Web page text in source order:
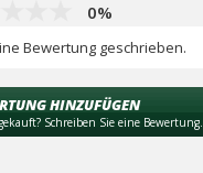
0%
Bewertung geschrieben.
HINZUFÜGEN
Schreiben Sie eine Bewertung.